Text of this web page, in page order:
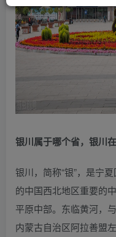
银川属于哪个省，银川
银川，简称“银”，是宁
的中国西北地区重要的
平原中部。东临黄河，
内蒙古自治区阿拉善盟